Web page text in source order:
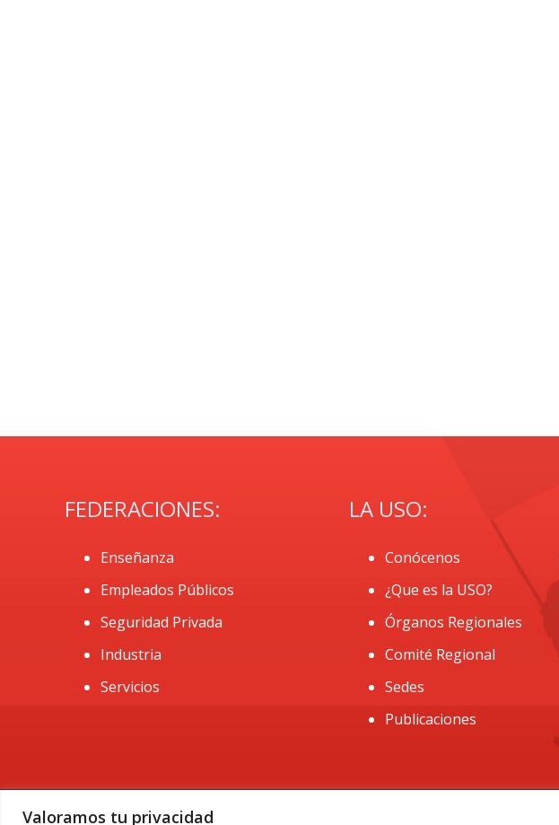
Valoramos tu privacidad
FEDERACIONES:
Enseñanza
Empleados Públicos
Seguridad Privada
Industria
Servicios
LA USO:
Conócenos
¿Que es la USO?
Órganos Regionales
Comité Regional
Sedes
Publicaciones